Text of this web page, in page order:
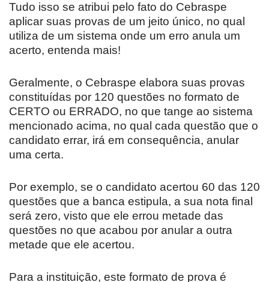
Tudo isso se atribui pelo fato do Cebraspe
aplicar suas provas de um jeito único, no qual
utiliza de um sistema onde um erro anula um
acerto, entenda mais!
Geralmente, o Cebraspe elabora suas provas
constituídas por 120 questões no formato de
CERTO ou ERRADO, no que tange ao sistema
mencionado acima, no qual cada questão que o
candidato errar, irá em consequência, anular
uma certa.
Por exemplo, se o candidato acertou 60 das 120
questões que a banca estipula, a sua nota final
será zero, visto que ele errou metade das
questões no que acabou por anular a outra
metade que ele acertou.
Para a instituição, este formato de prova é